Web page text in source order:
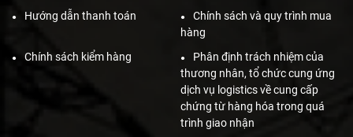
Hướng dẫn thanh toán
Chính sách và quy trình mua
hàng
Chính sách kiểm hàng
Phân định trách nhiệm của
thương nhân, tổ chức cung ứng
dịch vụ logistics về cung cấp
chứng từ hàng hóa trong quá
trình giao nhận